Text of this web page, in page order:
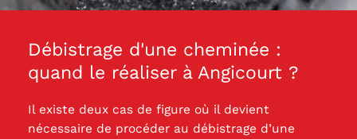
Débistrage d'une cheminée :
quand le réaliser à Angicourt ?
Il existe deux cas de figure où il devient
nécessaire de procéder au débistrage d’une